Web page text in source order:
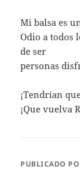
Mi balsa es
Odio a todos
de ser
personas
¡Tendrían
¡Que vuelva
PUBLICADO